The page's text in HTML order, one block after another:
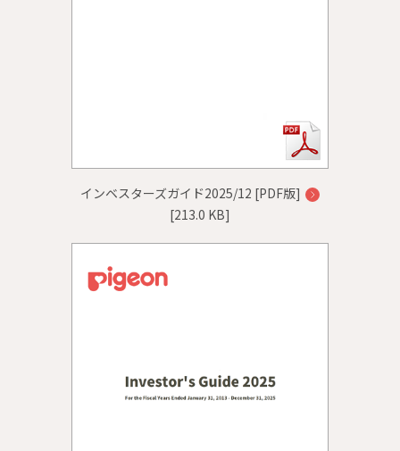
インベスターズガイド2025/12 [PDF版]
[213.0 KB]